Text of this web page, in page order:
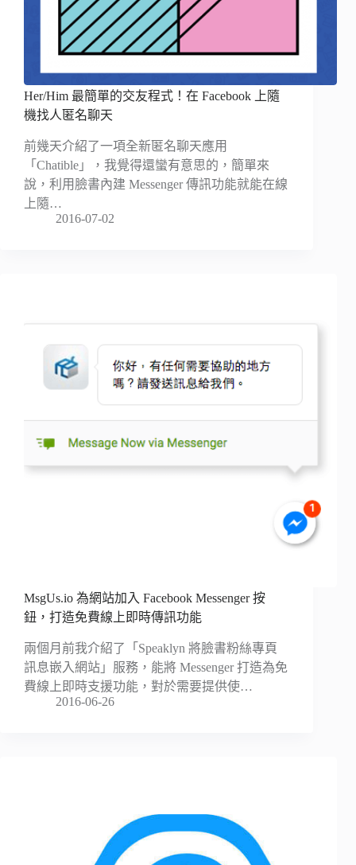
Her/Him 最簡單的交友程式！在 Facebook 上隨
機找人匿名聊天
前幾天介紹了一項全新匿名聊天應用
「Chatible」，我覺得還蠻有意思的，簡單來
說，利用臉書內建 Messenger 傳訊功能就能在線
上隨…
2016-07-02
MsgUs.io 為網站加入 Facebook Messenger 按
鈕，打造免費線上即時傳訊功能
兩個月前我介紹了「Speaklyn 將臉書粉絲專頁
訊息嵌入網站」服務，能將 Messenger 打造為免
費線上即時支援功能，對於需要提供使…
2016-06-26